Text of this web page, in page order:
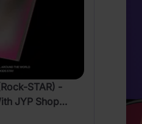
STAR) -
JYP Shop